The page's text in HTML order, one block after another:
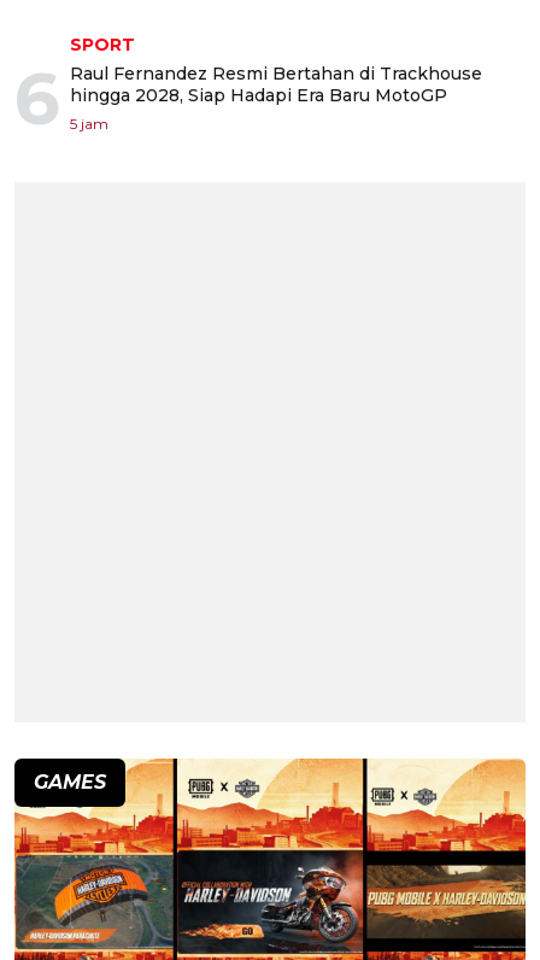
6
SPORT
Raul Fernandez Resmi Bertahan di Trackhouse
hingga 2028, Siap Hadapi Era Baru MotoGP
5 jam
GAMES